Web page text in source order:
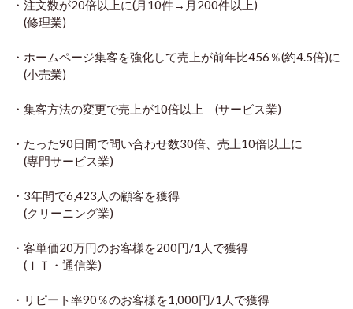
・注文数が20倍以上に(月10件→月200件以上)
(修理業)
・ホームページ集客を強化して売上が前年比456％(約4.5倍)に
(小売業)
・集客方法の変更で売上が10倍以上 (サービス業)
・たった90日間で問い合わせ数30倍、売上10倍以上に
(専門サービス業)
・3年間で6,423人の顧客を獲得
(クリーニング業)
・客単価20万円のお客様を200円/1人で獲得
(ＩＴ・通信業)
・リピート率90％のお客様を1,000円/1人で獲得